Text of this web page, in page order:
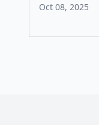
Oct 08, 2025